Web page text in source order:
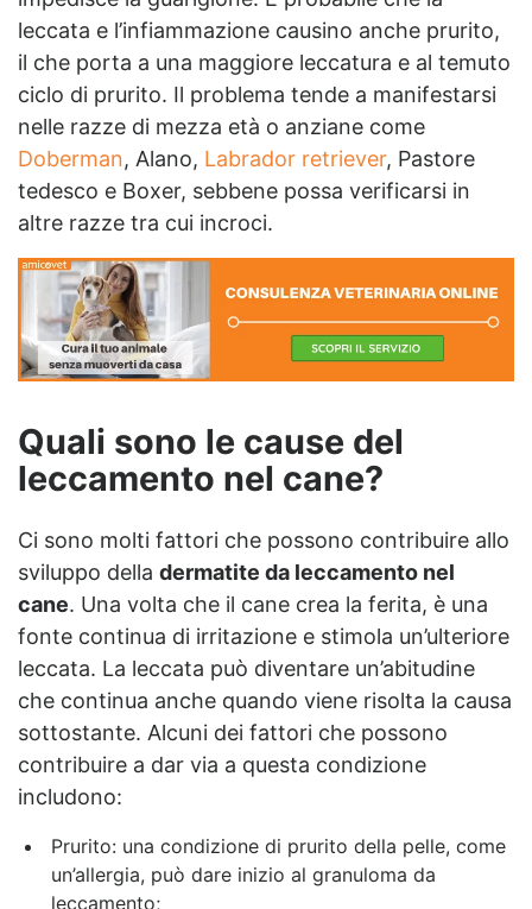
leccata e l’infiammazione causino anche prurito,
il che porta a una maggiore leccatura e al temuto
ciclo di prurito. Il problema tende a manifestarsi
nelle razze di mezza età o anziane come
Doberman, Alano, Labrador retriever, Pastore
tedesco e Boxer, sebbene possa verificarsi in
altre razze tra cui incroci.
Quali sono le cause del
leccamento nel cane?
Ci sono molti fattori che possono contribuire allo
sviluppo della dermatite da leccamento nel
cane. Una volta che il cane crea la ferita, è una
fonte continua di irritazione e stimola un’ulteriore
leccata. La leccata può diventare un’abitudine
che continua anche quando viene risolta la causa
sottostante. Alcuni dei fattori che possono
contribuire a dar via a questa condizione
includono:
Prurito: una condizione di prurito della pelle, come
un’allergia, può dare inizio al granuloma da
leccamento;